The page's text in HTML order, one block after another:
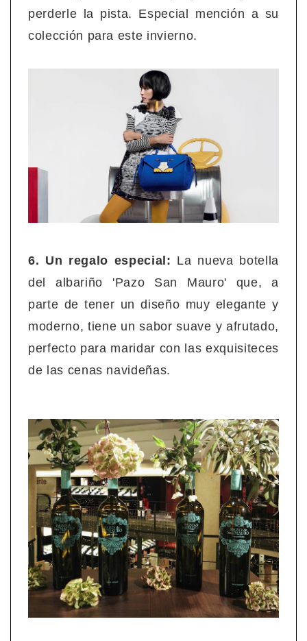
perderle la pista. Especial mención a su
colección para este invierno.
6. Un regalo especial: La nueva botella
del albariño 'Pazo San Mauro' que, a
parte de tener un diseño muy elegante y
moderno, tiene un sabor suave y afrutado,
perfecto para maridar con las exquisiteces
de las cenas navideñas.